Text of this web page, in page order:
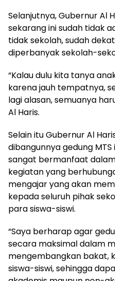
Selanjutnya, Gubernur Al
sekarang ini sudah tidak
tidak sekolah, sudah
diperbanyak sekolah-
“Kalau dulu kita tanya
karena jauh tempatnya,
lagi alasan, semuanya
Al Haris.
Selain itu Gubernur Al
dibangunnya gedung
sangat bermanfaat
kegiatan yang
mengajar yang akan
kepada seluruh pihak
para siswa-siswi.
“Saya berharap agar
secara maksimal dalam
mengembangkan bakat,
siswa-siswi, sehingga